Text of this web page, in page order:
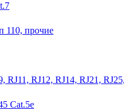
110, прочие
RJ11, RJ12, RJ14, RJ21,
Cat.5e